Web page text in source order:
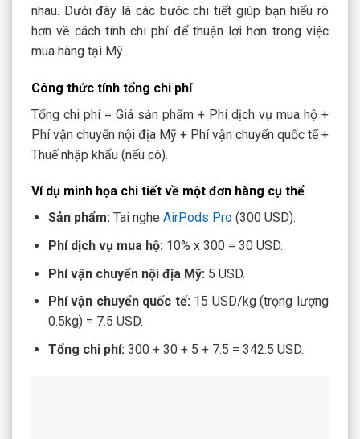
nhau. Dưới đây là các bước chi tiết giúp bạn hiểu rõ
hơn về cách tính chi phí để thuận lợi hơn trong việc
mua hàng tại Mỹ.
Công thức tính tổng chi phí
Tổng chi phí = Giá sản phẩm + Phí dịch vụ mua hộ +
Phí vận chuyển nội địa Mỹ + Phí vận chuyển quốc tế +
Thuế nhập khẩu (nếu có).
Ví dụ minh họa chi tiết về một đơn hàng cụ thể
Sản phẩm: Tai nghe AirPods Pro(300 USD).
Phí dịch vụ mua hộ: 10% x 300 = 30 USD.
Phí vận chuyển nội địa Mỹ: 5 USD.
Phí vận chuyển quốc tế: 15 USD/kg (trọng lượng
0.5kg) = 7.5 USD.
Tổng chi phí: 300 + 30 + 5 + 7.5 = 342.5 USD.